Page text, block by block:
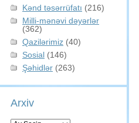
Kənd təsərrüfatı (216)
Milli-mənəvi dəyərlər
(362)
Qazilərimiz (40)
Sosial (146)
Şəhidlər (263)
Arxiv